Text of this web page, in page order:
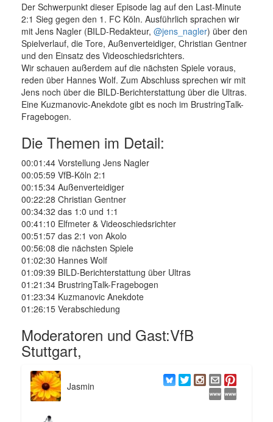
Der Schwerpunkt dieser Episode lag auf den Last-Minute
2:1 Sieg gegen den 1. FC Köln. Ausführlich sprachen wir
mit Jens Nagler (BILD-Redakteur, @jens_nagler) über den
Spielverlauf, die Tore, Außenverteidiger, Christian Gentner
und den Einsatz des Videoschiedsrichters.
Wir schauen außerdem auf die nächsten Spiele voraus,
reden über Hannes Wolf. Zum Abschluss sprechen wir mit
Jens noch über die BILD-Berichterstattung über die Ultras.
Eine Kuzmanovic-Anekdote gibt es noch im BrustringTalk-
Fragebogen.
Die Themen im Detail:
00:01:44 Vorstellung Jens Nagler
00:05:59 VfB-Köln 2:1
00:15:34 Außenverteidiger
00:22:28 Christian Gentner
00:34:32 das 1:0 und 1:1
00:41:10 Elfmeter & Videoschiedsrichter
00:51:57 das 2:1 von Akolo
00:56:08 die nächsten Spiele
01:02:30 Hannes Wolf
01:09:39 BILD-Berichterstattung über Ultras
01:21:34 BrustringTalk-Fragebogen
01:23:34 Kuzmanovic Anekdote
01:26:15 Verabschiedung
Moderatoren und Gast:VfB
Stuttgart,
Jasmin